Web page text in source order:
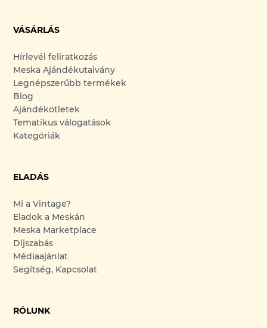
VÁSÁRLÁS
Hírlevél feliratkozás
Meska Ajándékutalvány
Legnépszerűbb termékek
Blog
Ajándékötletek
Tematikus válogatások
Kategóriák
ELADÁS
Mi a Vintage?
Eladok a Meskán
Meska Marketplace
Díjszabás
Médiaajánlat
Segítség, Kapcsolat
RÓLUNK